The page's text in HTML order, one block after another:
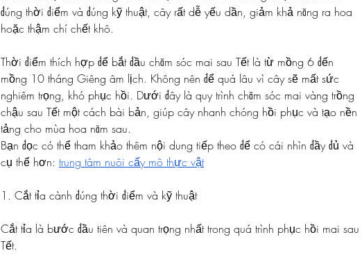
đúng thời điểm và đúng kỹ thuật, cây rất dễ yếu dần, giảm khả năng ra hoa
hoặc thậm chí chết khô.
Thời điểm thích hợp để bắt đầu chăm sóc mai sau Tết là từ mồng 6 đến
mồng 10 tháng Giêng âm lịch. Không nên để quá lâu vì cây sẽ mất sức
nghiêm trọng, khó phục hồi. Dưới đây là quy trình chăm sóc mai vàng trồng
chậu sau Tết một cách bài bản, giúp cây nhanh chóng hồi phục và tạo nền
tảng cho mùa hoa năm sau.
Bạn đọc có thể tham khảo thêm nội dung tiếp theo để có cái nhìn đầy đủ và
cụ thể hơn: trung tâm nuôi cấy mô thực vật
1. Cắt tỉa cành đúng thời điểm và kỹ thuật
Cắt tỉa là bước đầu tiên và quan trọng nhất trong quá trình phục hồi mai sau
Tết.